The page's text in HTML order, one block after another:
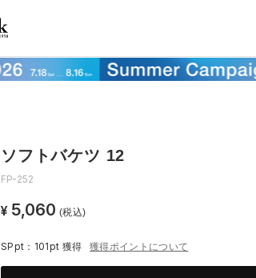
ソフトバケツ 12
FP-252
¥ 5,060 (税込)
SPpt：101pt 獲得 獲得ポイントについて